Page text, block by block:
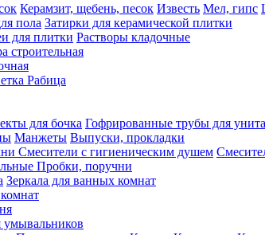
Керамзит, щебень, песок Известь Мел, гипс
пола Затирки для керамической плитки
для плитки Растворы кладочные
строительная
Рабица
для бочка Гофрированные трубы для
Манжеты Выпуски, прокладки
Смесители с гигиеническим душем
Пробки, поручни
Зеркала для ванных комнат